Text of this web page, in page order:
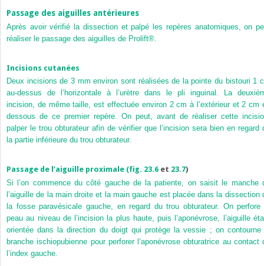
Passage des aiguilles antérieures
Après avoir vérifié la dissection et palpé les repères anatomiques, on
réaliser le passage des aiguilles de Prolift®.
Incisions cutanées
Deux incisions de 3 mm environ sont réalisées de la pointe du bistouri 1
au-dessus de l’horizontale à l’urètre dans le pli inguinal. La
incision, de même taille, est effectuée environ 2 cm à l’extérieur et 2 cm
dessous de ce premier repère. On peut, avant de réaliser cette
palper le trou obturateur afin de vérifier que l’incision sera bien en regard
la partie inférieure du trou obturateur.
Passage de l’aiguille proximale (fig. 23.6 et 23.7)
Si l’on commence du côté gauche de la patiente, on saisit le manche
l’aiguille de la main droite et la main gauche est placée dans la dissection
la fosse paravésicale gauche, en regard du trou obturateur. On perfore
peau au niveau de l’incision la plus haute, puis l’aponévrose, l’aiguille
orientée dans la direction du doigt qui protège la vessie ; on contourne
branche ischiopubienne pour perforer l’aponévrose obturatrice au contact
l’index gauche.